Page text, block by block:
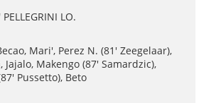
LO.
Mari', Perez N. (81' Zeegelaar),
Jajalo, Makengo (87' Samardzic),
Pussetto), Beto